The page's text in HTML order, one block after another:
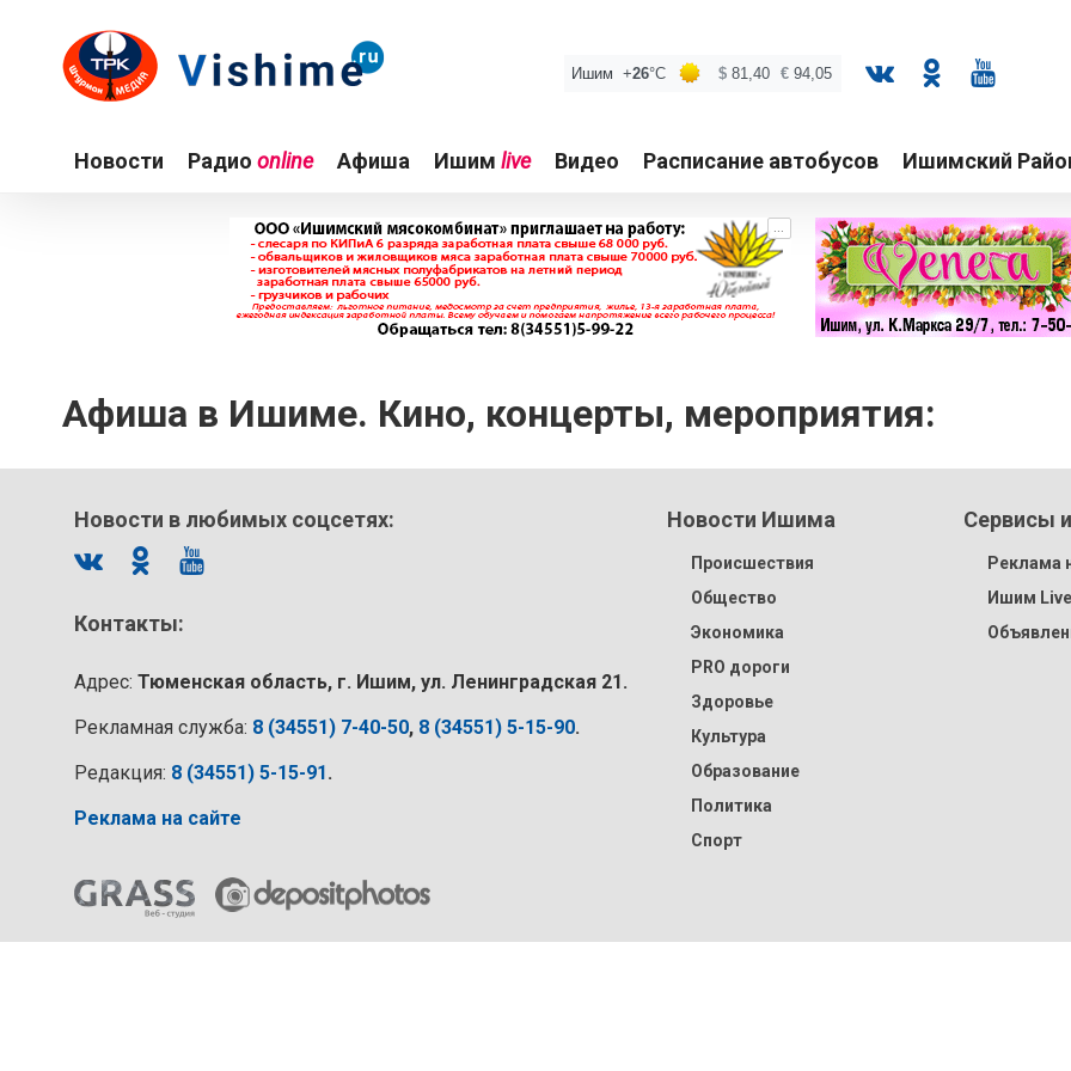
Новости Радио online Афиша Ишим live Видео Расписание автобусов Ишимский
...
Афиша в Ишиме. Кино, концерты, мероприятия:
Новости в любимых соцсетях:
Контакты:
Адрес: Тюменская область, г. Ишим, ул. Ленинградская 21.
Рекламная служба: 8 (34551) 7-40-50, 8 (34551) 5-15-90.
Редакция: 8 (34551) 5-15-91.
Реклама на сайте
Новости Ишима
Происшествия
Общество
Экономика
PRO дороги
Здоровье
Культура
Образование
Политика
Спорт
Сервисы
Реклама
Ишим Live